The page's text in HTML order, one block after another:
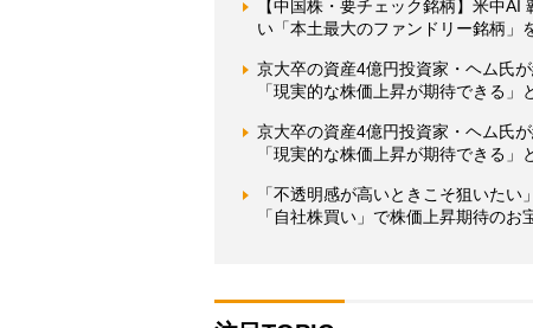
【中国株・要チェック銘柄】米中
い「本土最大のファンドリー銘柄」
京大卒の資産4億円投資家・ヘム氏
「現実的な株価上昇が期待できる」
京大卒の資産4億円投資家・ヘム氏
「現実的な株価上昇が期待できる」
「不透明感が高いときこそ狙いた
「自社株買い」で株価上昇期待のお